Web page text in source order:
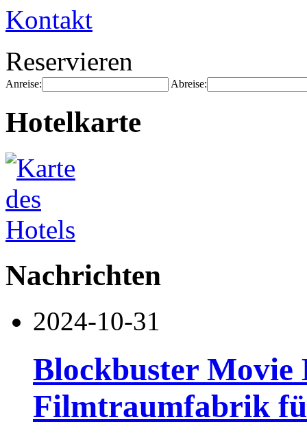
Kontakt
Reservieren
Anreise: Abreise:
Hotelkarte
Nachrichten
2024-10-31
Blockbuster Movie
Filmtraumfabrik